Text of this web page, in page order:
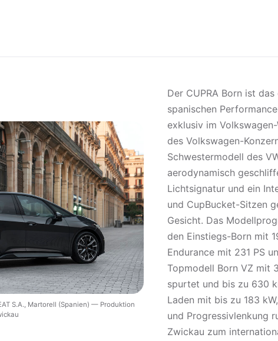
S.A., Martorell (Spanien) — Produktion
Der CUPRA Born ist
spanischen
exklusiv im
des Volkswagen-
Schwestermodell des
aerodynamisch
Lichtsignatur und ein
und CupBucket-Sitzen
Gesicht. Das
den Einstiegs-Born mit
Endurance mit 231 PS
Topmodell Born VZ mit
spurtet und bis zu 630
Laden mit bis zu 183
und Progressivlenkung
Zwickau zum